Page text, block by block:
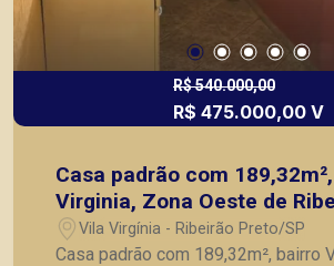
R$ 540.000,00
R$ 475.000,00 V
Casa padrão com
Virginia, Zona Oeste de
Preto/SP.
Vila Virgínia - Ribeirão Preto/SP
Casa padrão com 189,32m², bairro